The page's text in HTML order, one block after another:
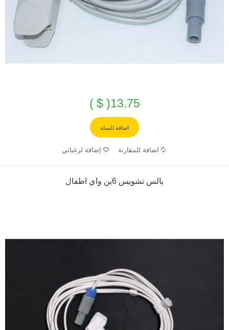
13.75( $ )
اضافة للسلة
اضافة للمقارنة إضافة لرغباتي
بالس تشويس 6بن واي اطفال